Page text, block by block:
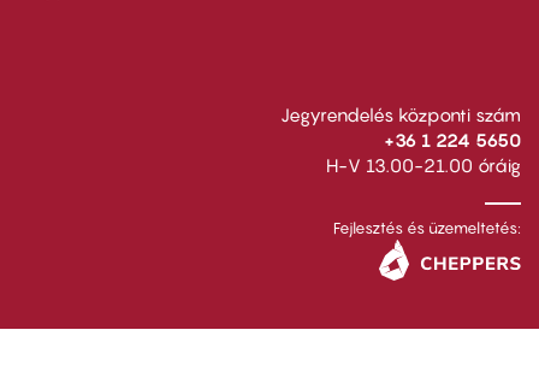
Jegyrendelés központi szám
+36 1 224 5650
H-V 13.00-21.00 óráig
Fejlesztés és üzemeltetés: